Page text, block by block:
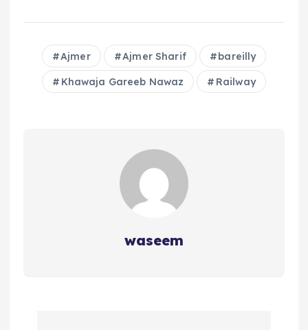
Ajmer Ajmer Sharif bareilly
Khawaja Gareeb Nawaz Railway
waseem